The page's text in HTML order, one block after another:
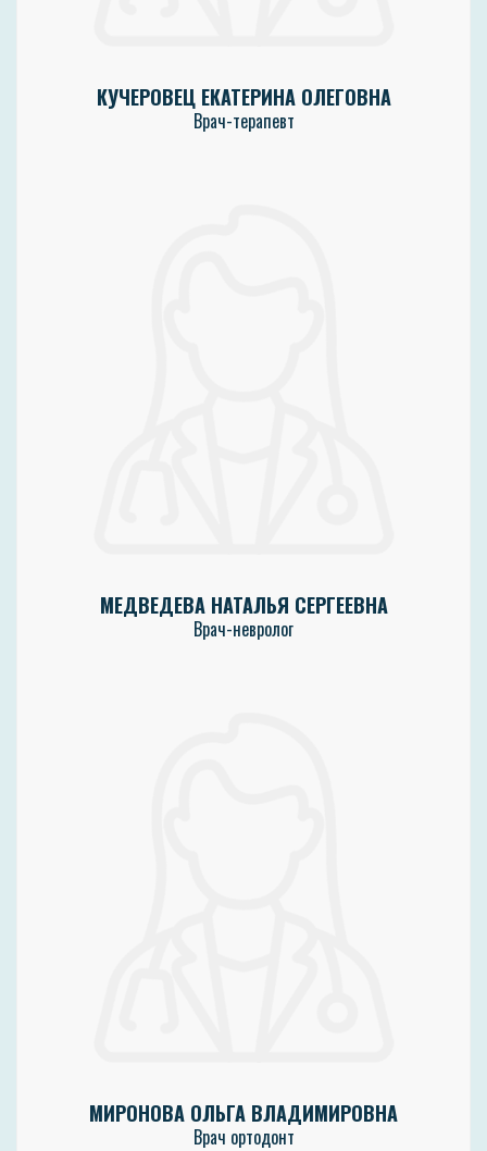
КУЧЕРОВЕЦ ЕКАТЕРИНА ОЛЕГОВНА
Врач-терапевт
МЕДВЕДЕВА НАТАЛЬЯ СЕРГЕЕВНА
Врач-невролог
МИРОНОВА ОЛЬГА ВЛАДИМИРОВНА
Врач ортодонт